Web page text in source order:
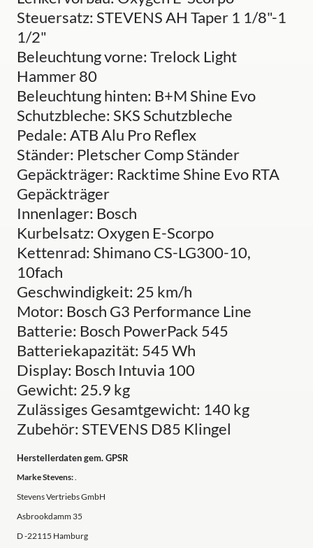
Steuersatz: STEVENS AH Taper 1 1/8"-1
1/2"
Beleuchtung vorne: Trelock Light
Hammer 80
Beleuchtung hinten: B+M Shine Evo
Schutzbleche: SKS Schutzbleche
Pedale: ATB Alu Pro Reflex
Ständer: Pletscher Comp Ständer
Gepäckträger: Racktime Shine Evo RTA
Gepäckträger
Innenlager: Bosch
Kurbelsatz: Oxygen E-Scorpo
Kettenrad: Shimano CS-LG300-10,
10fach
Geschwindigkeit: 25 km/h
Motor: Bosch G3 Performance Line
Batterie: Bosch PowerPack 545
Batteriekapazität: 545 Wh
Display: Bosch Intuvia 100
Gewicht: 25.9 kg
Zulässiges Gesamtgewicht: 140 kg
Zubehör: STEVENS D85 Klingel
Herstellerdaten gem. GPSR
Marke Stevens:
Stevens Vertriebs GmbH
Asbrookdamm 35
D -22115 Hamburg